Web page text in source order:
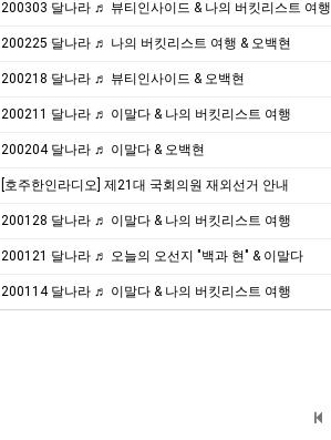
200303 달나라 ♬ 뷰티인사이드 & 나의 버킷리스트 여행
200225 달나라 ♬ 나의 버킷리스트 여행 & 오백현
200218 달나라 ♬ 뷰티인사이드 & 오백현
200211 달나라 ♬ 이말다 & 나의 버킷리스트 여행
200204 달나라 ♬ 이말다 & 오백현
[호주한인라디오] 제21대 국회의원 재외선거 안내
200128 달나라 ♬ 이말다 & 나의 버킷리스트 여행
200121 달나라 ♬ 오늘의 오선지 "백과 현" & 이말다
200114 달나라 ♬ 이말다 & 나의 버킷리스트 여행